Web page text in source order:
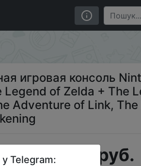
Zelda + The Legend of Zelda,
игровая консоль
Legend of Zelda + The
Adventure of Link,
2999 руб.
Telegram: